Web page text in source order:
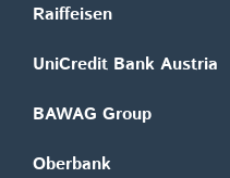
Raiffeisen
UniCredit Bank Austria
BAWAG Group
Oberbank